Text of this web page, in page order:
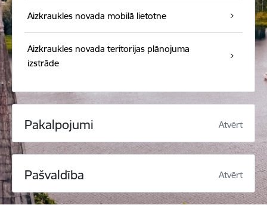
Aizkraukles novada mobilā lietotne
Aizkraukles novada teritorijas plānojuma
izstrāde
Pakalpojumi Atvērt
Pašvaldība Atvērt